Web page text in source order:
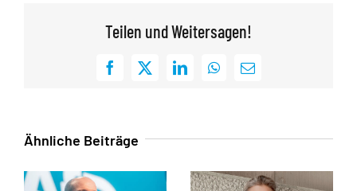
Teilen und Weitersagen!
Facebook
X LinkedInWhatsApp
E-
Ähnliche Beiträge